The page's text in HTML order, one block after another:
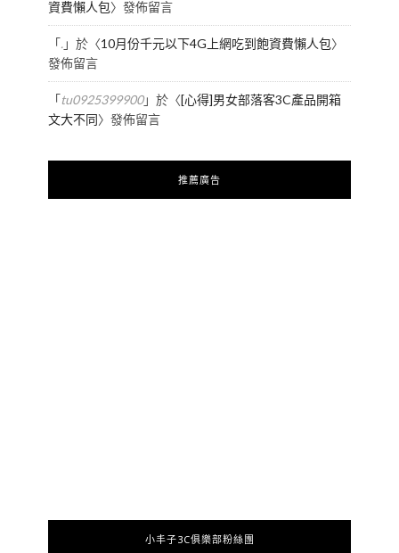
資費懶人包〉發佈留言
「.」於〈10月份千元以下4G上網吃到飽資費懶人包〉
發佈留言
「tu0925399900」於〈[心得]男女部落客3C產品開箱
文大不同〉發佈留言
推薦廣告
小丰子3C俱樂部粉絲團